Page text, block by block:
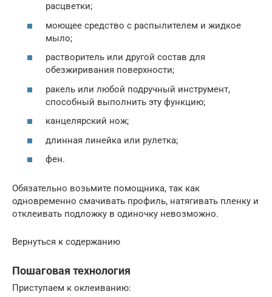
расцветки;
моющее средство с распылителем и жидкое
мыло;
растворитель или другой состав для
обезжиривания поверхности;
ракель или любой подручный инструмент,
способный выполнить эту функцию;
канцелярский нож;
длинная линейка или рулетка;
фен.
Обязательно возьмите помощника, так как
одновременно смачивать профиль, натягивать пленку и
отклеивать подложку в одиночку невозможно.
Вернуться к содержанию
Пошаговая технология
Приступаем к оклеиванию: